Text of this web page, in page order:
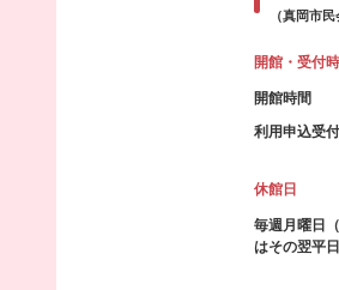
（真岡市民
開館・受付
開館時間
利用申込受付
休館日
毎週月曜日
はその翌平